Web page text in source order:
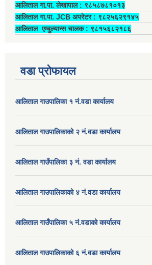
आलिताल गा.पा. लेखापाल ‍: ९८५८७८१०१३
आलिताल गा.पा. JCB अपरेटर ‍: ९८२५६२९१४५
आलिताल एम्बुल्यान्स चालक ‍: ९८१५६८२१८६
वडा प्रोफायल
आलिताल गाउपालिका १ नं.वडा कार्यालय
आलिताल गाउपालिकाको २ नं.वडा कार्यालय
आलिताल गाउँपालिका ३ नं. वडा कार्यालय
आलिताल गाउपालिकाको ४ नं.वडा कार्यालय
आलिताल गाउँपालिका ५ नं.वडाको कार्यालय
आलिताल गाउपालिकाको ६ नं.वडा कार्यालय